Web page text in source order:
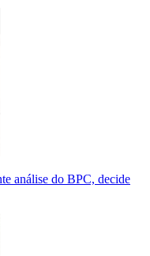
análise do BPC, decide